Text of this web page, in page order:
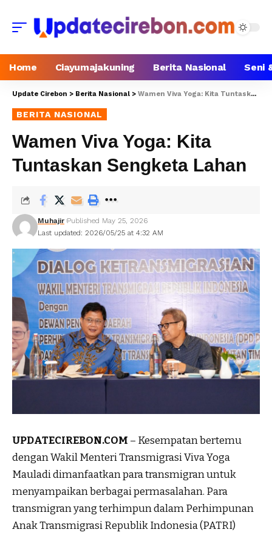
Home Ciayumajakuning Berita Nasional Seni
Update Cirebon > Berita Nasional > Wamen Viva Yoga: Kita Tuntaskan Sengketa Lahan
BERITA NASIONAL
Wamen Viva Yoga: Kita
Tuntaskan Sengketa Lahan
Last updated: 2026/05/25 at 4:32 AM
Muhajir Published May 25, 2026
UPDATECIREBON.COM – Kesempatan bertemu
dengan Wakil Menteri Transmigrasi Viva Yoga
Mauladi dimanfaatkan para transmigran untuk
menyampaikan berbagai permasalahan. Para
transmigran yang terhimpun dalam Perhimpunan
Anak Transmigrasi Republik Indonesia (PATRI)